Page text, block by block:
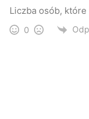
Liczba osób,
0